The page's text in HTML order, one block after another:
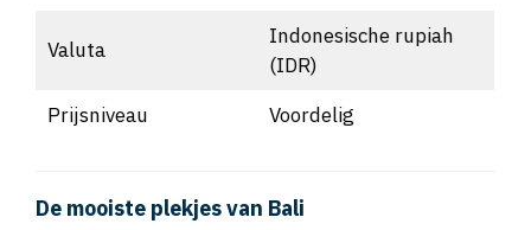
Valuta
Indonesische rupiah
(IDR)
Prijsniveau
Voordelig
De mooiste plekjes van Bali